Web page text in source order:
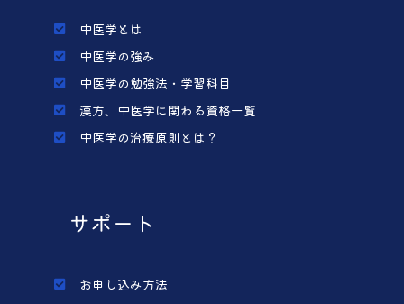
中医学とは
中医学の強み
中医学の勉強法・学習科目
漢方、中医学に関わる資格一覧
中医学の治療原則とは？
サポート
お申し込み方法